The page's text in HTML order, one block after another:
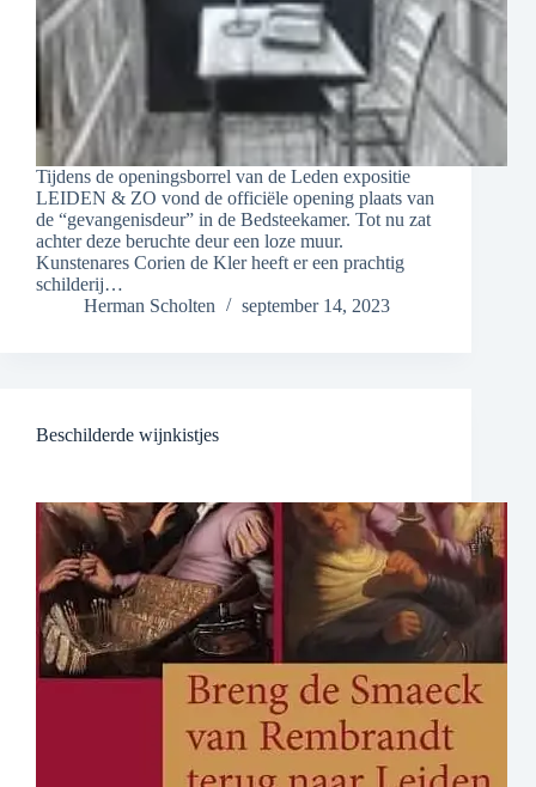
Tijdens de openingsborrel van de Leden expositie
LEIDEN & ZO vond de officiële opening plaats van
de “gevangenisdeur” in de Bedsteekamer. Tot nu zat
achter deze beruchte deur een loze muur.
Kunstenares Corien de Kler heeft er een prachtig
schilderij…
Herman Scholten
september 14, 2023
Beschilderde wijnkistjes